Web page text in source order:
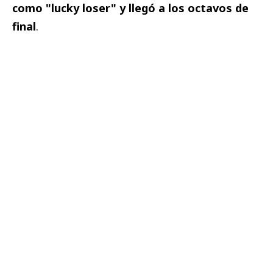
como "lucky loser" y llegó a los octavos de
final.